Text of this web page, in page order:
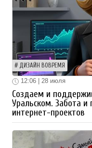
ДИЗАЙН ВОВРЕМЯ
12:06 | 28 июля
Создаем и
Уральском. Забота
интернет-проектов